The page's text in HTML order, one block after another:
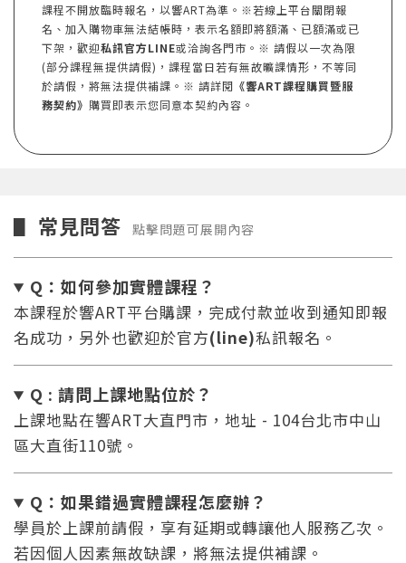
課程不開放臨時報名，以響ART為準。※若線上平台關閉報
名、加入購物車無法結帳時，表示名額即將額滿、已額滿或已
下架，歡迎私訊官方LINE或洽詢各門市。※ 請假以一次為限
(部分課程無提供請假)，課程當日若有無故曠課情形，不等同
於請假，將無法提供補課。※ 請詳閱 《響ART課程購買暨服
務契約》 購買即表示您同意本契約內容。
▋ 常見問答 點擊問題可展開內容
Q：如何參加實體課程？
本課程於響ART平台購課，完成付款並收到通知即報
名成功，另外也歡迎於官方(line)私訊報名。
Q : 請問上課地點位於？
上課地點在響ART大直門市，地址 - 104台北市中山
區大直街110號。
Q：如果錯過實體課程怎麼辦？
學員於上課前請假，享有延期或轉讓他人服務乙次。
若因個人因素無故缺課，將無法提供補課。